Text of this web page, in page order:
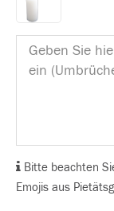
Bitte beachten
Emojis aus